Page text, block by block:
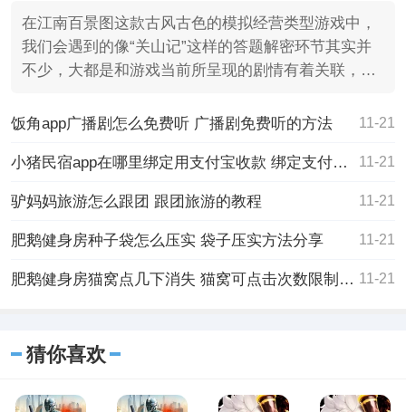
在江南百景图这款古风古色的模拟经营类型游戏中，
我们会遇到的像“关山记”这样的答题解密环节其实并
不少，大都是和游戏当前所呈现的剧情有着关联，是
饭角app广播剧怎么免费听 广播剧免费听的方法 11-21
小猪民宿app在哪里绑定用支付宝收款 绑定支付宝收款方法 11-21
驴妈妈旅游怎么跟团 跟团旅游的教程 11-21
肥鹅健身房种子袋怎么压实 袋子压实方法分享 11-21
肥鹅健身房猫窝点几下消失 猫窝可点击次数限制分享 11-21
猜你喜欢